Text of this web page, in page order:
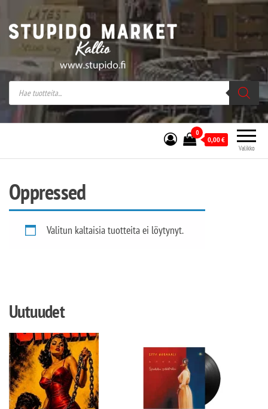
Stupido Market – verkossa ja kivijalassa
Stupido Market on vaihtoehtomusaan
erikoistunut verkko- sekä
kivijalkakauppa Helsingissä Kallion
sydämessä.
Valikko
0
0,00€
Oppressed
Valitun kaltaisia tuotteita ei löytynyt.
Uutuudet